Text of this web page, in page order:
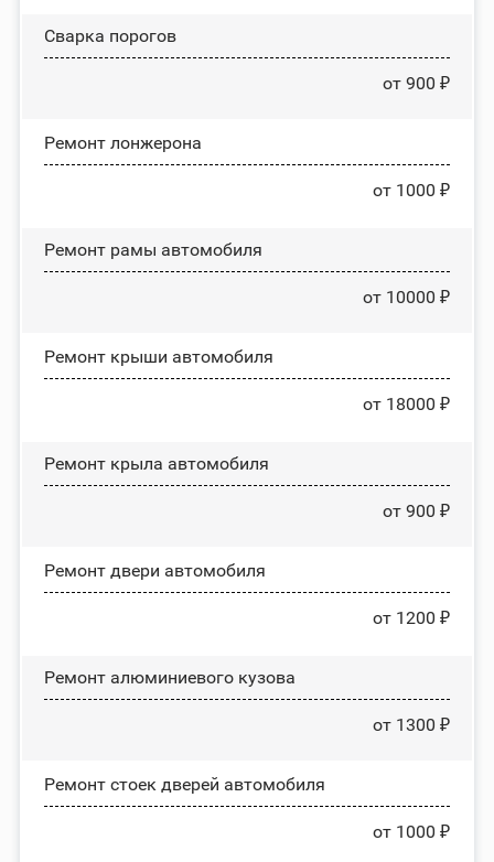
Сварка порогов
от 900 ₽
Ремонт лонжерона
от 1000 ₽
Ремонт рамы автомобиля
от 10000 ₽
Ремонт крыши автомобиля
от 18000 ₽
Ремонт крыла автомобиля
от 900 ₽
Ремонт двери автомобиля
от 1200 ₽
Ремонт алюминиевого кузова
от 1300 ₽
Ремонт стоек дверей автомобиля
от 1000 ₽